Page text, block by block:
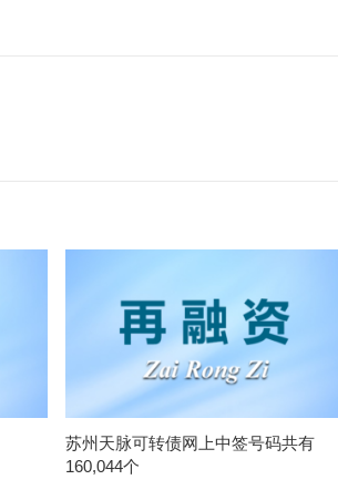
苏州天脉可转债网上中签号码共有
160,044个